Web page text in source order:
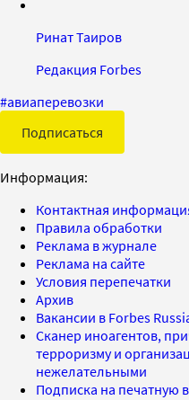
Ринат Таиров
Редакция Forbes
#авиаперевозки
Подписаться
Информация:
Контактная
Правила обработки
Реклама в журнале
Реклама на сайте
Условия перепечатки
Архив
Вакансии в Forbes
Сканер иноагентов,
терроризму и
нежелательными
Подписка на печатную